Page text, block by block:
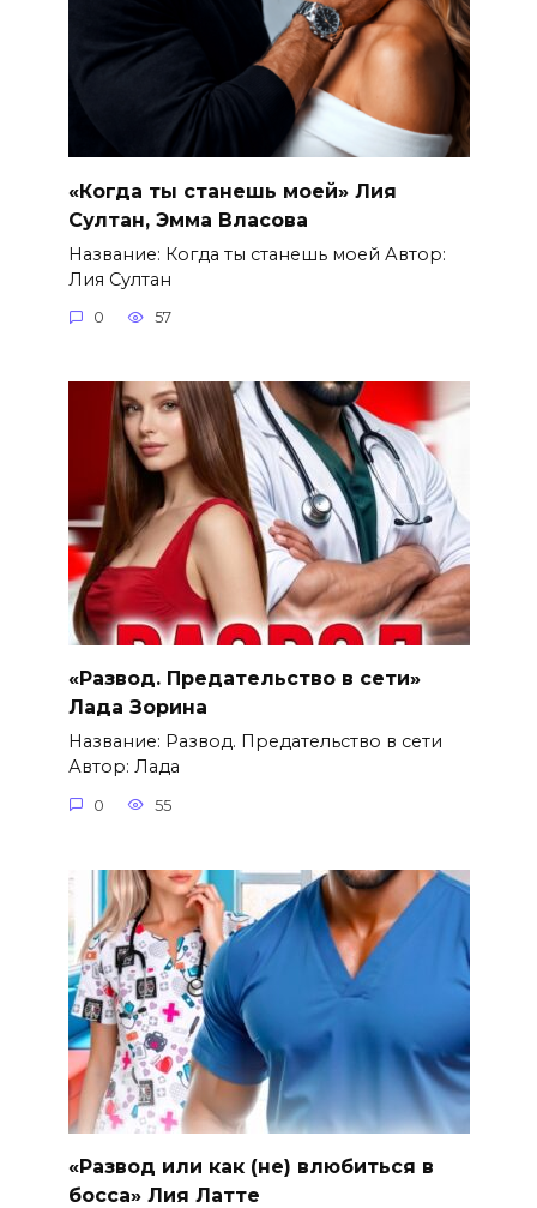
«Когда ты станешь моей» Лия
Султан, Эмма Власова
Название: Когда ты станешь моей Автор:
Лия Султан
0 57
«Развод. Предательство в сети»
Лада Зорина
Название: Развод. Предательство в сети
Автор: Лада
0 55
«Развод или как (не) влюбиться в
босса» Лия Латте